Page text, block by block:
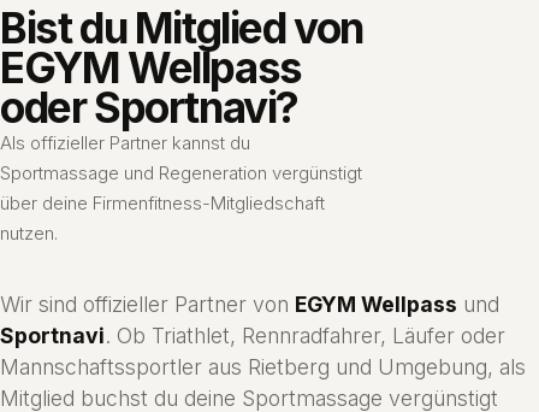
Bist du Mitglied von
EGYM Wellpass
oder Sportnavi?
Als offizieller Partner kannst du
Sportmassage und Regeneration vergünstigt
über deine Firmenfitness-Mitgliedschaft
nutzen.
Wir sind offizieller Partner von EGYM Wellpass und
Sportnavi. Ob Triathlet, Rennradfahrer, Läufer oder
Mannschaftssportler aus Rietberg und Umgebung, als
Mitglied buchst du deine Sportmassage vergünstigt